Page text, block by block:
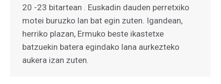
20 -23 bitartean . Euskadin dauden perretxiko
motei buruzko lan bat egin zuten. Igandean,
herriko plazan, Ermuko beste ikastetxe
batzuekin batera egindako lana aurkezteko
aukera izan zuten.